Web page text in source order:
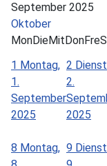
September 2025
Oktober
MonDieMitDonFre
1 Montag,
1.
September
2025
2
2.
2025
8 Montag, 9